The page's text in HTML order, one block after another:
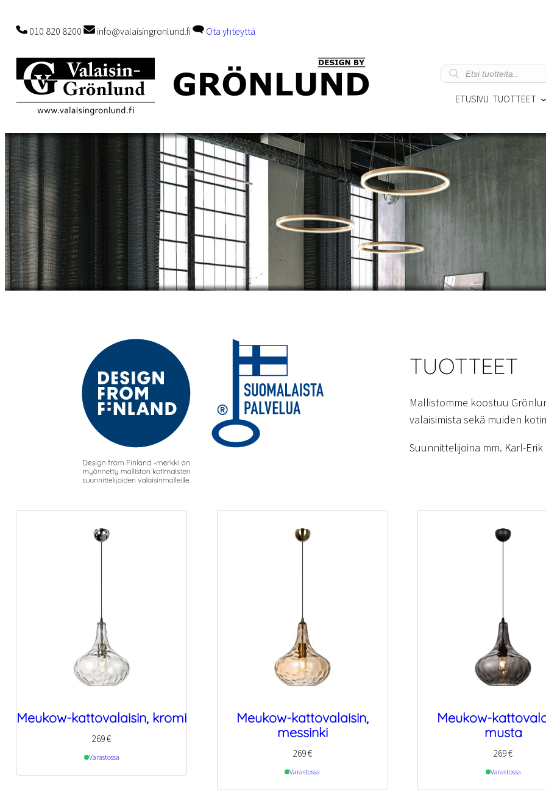
010 820 8200 info@valaisingronlund.fi Ota yhteyttä
Products
search
ETUSIVU TUOTTEET
TUOTTEET
Mallistomme koostuu
valaisimista sekä muiden
Suunnittelijoina mm. Karl-
Meukow-kattovalaisin, kromi
269€
Varastossa
Meukow-kattovalaisin,
messinki
269€
Varastossa
Meukow-
musta
269€
Varastossa